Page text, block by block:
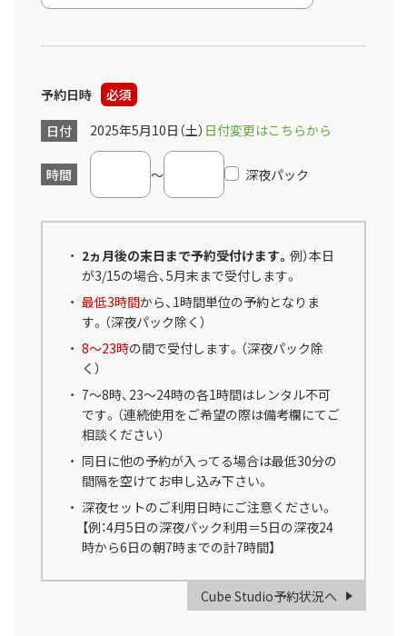
予約日時
必須
日付
2025年5月10日（土） 日付変更はこちらから
時間 ～ 深夜パック
2ヵ月後の末日まで予約受付けます。 例）本日
が3/15の場合、5月末まで受付します。
最低3時間から、1時間単位の予約となりま
す。（深夜パック除く）
8～23時の間で受付します。（深夜パック除
く）
7～8時、23～24時の各1時間はレンタル不可
です。（連続使用をご希望の際は備考欄にてご
相談ください）
同日に他の予約が入ってる場合は最低30分の
間隔を空けてお申し込み下さい。
深夜セットのご利用日時にご注意ください。
【例：4月5日の深夜パック利用＝5日の深夜24
時から6日の朝7時までの計7時間】
Cube Studio予約状況へ